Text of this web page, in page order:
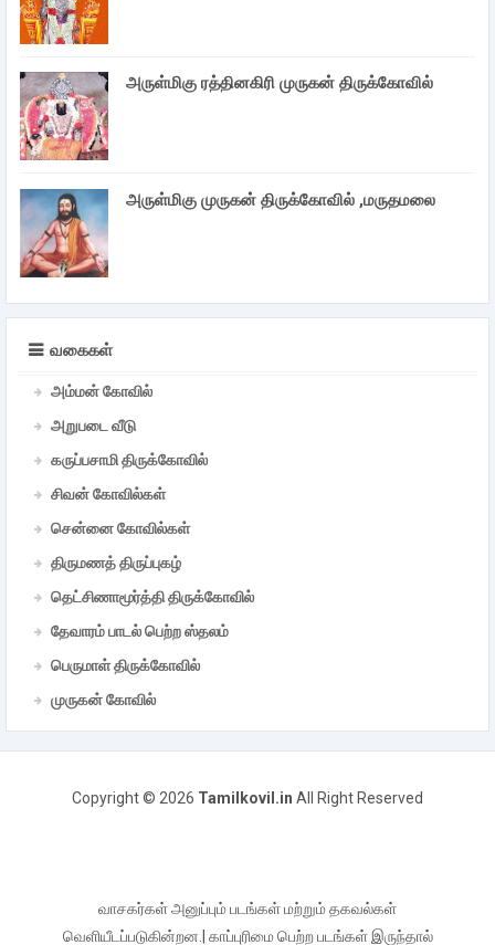
அருள்மிகு ரத்தினகிரி முருகன் திருக்கோவில்
அருள்மிகு முருகன் திருக்கோவில் ,மருதமலை
வகைகள்
அம்மன் கோவில்
அறுபடை வீடு
கருப்பசாமி திருக்கோவில்
சிவன் கோவில்கள்
சென்னை கோவில்கள்
திருமணத் திருப்புகழ்
தெட்சிணாமூர்த்தி திருக்கோவில்
தேவாரம் பாடல் பெற்ற ஸ்தலம்
பெருமாள் திருக்கோவில்
முருகன் கோவில்
Copyright © 2026 Tamilkovil.in All Right Reserved
வாசகர்கள் அனுப்பும் படங்கள் மற்றும் தகவல்கள்
வெளியீடப்படுகின்றன.| காப்புரிமை பெற்ற படங்கள் இருந்தால்